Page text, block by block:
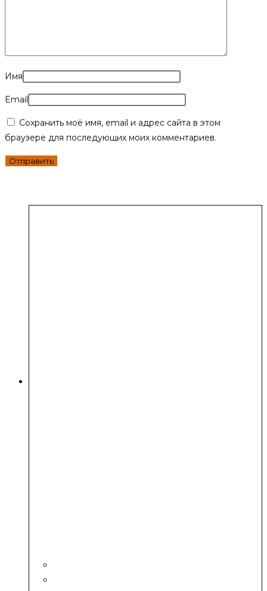
Имя
Email
Сохранить моё имя, email и адрес сайта в этом
браузере для последующих моих комментариев.